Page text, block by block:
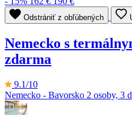
Odstrániť z obľúbených
Nemecko s
zdarma
9.1/10
Nemecko - Bavorsko 2 osoby, 3